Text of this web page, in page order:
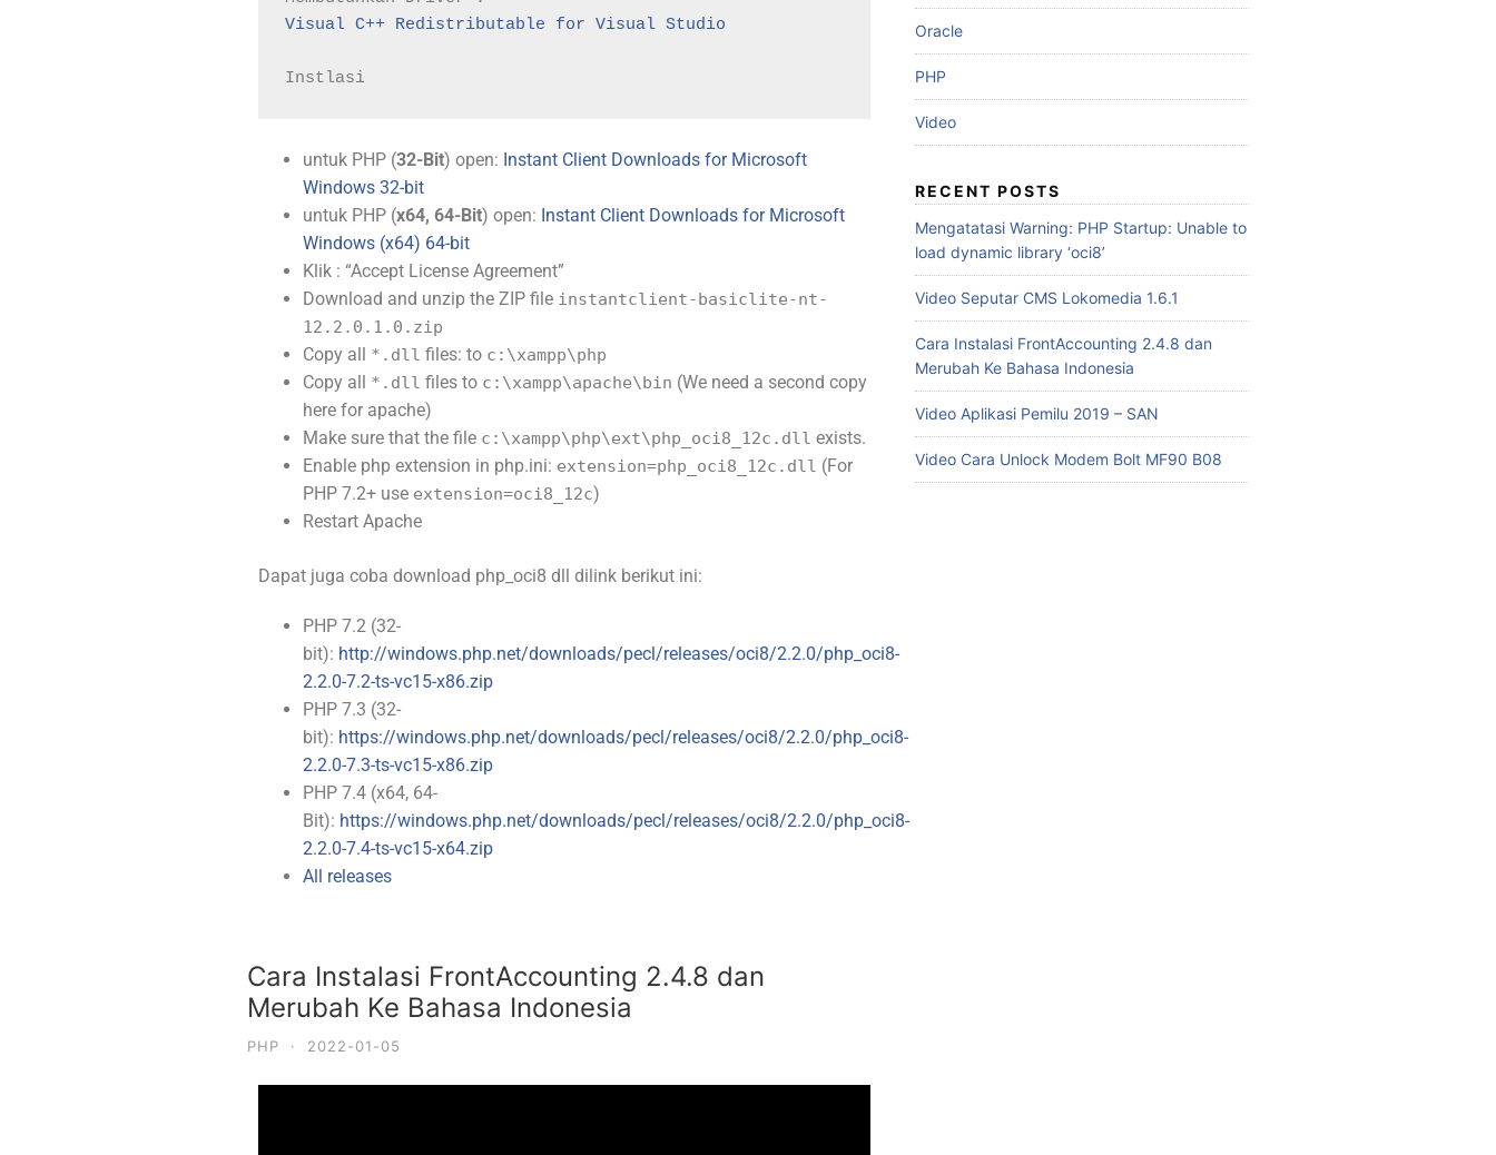
Visual C++ Redistributable for Visual Studio
Instlasi
untuk PHP (32-Bit) open: Instant Client Downloads for Microsoft
Windows 32-bit
untuk PHP (x64, 64-Bit) open: Instant Client Downloads for Microsoft
Windows (x64) 64-bit
Klik : “Accept License Agreement”
Download and unzip the ZIP file instantclient-basiclite-nt-
12.2.0.1.0.zip
Copy all *.dll files: to c:\xampp\php
Copy all *.dll files to c:\xampp\apache\bin (We need a second copy
here for apache)
Make sure that the file c:\xampp\php\ext\php_oci8_12c.dll exists.
Enable php extension in php.ini: extension=php_oci8_12c.dll (For
PHP 7.2+ use extension=oci8_12c)
Restart Apache
Dapat juga coba download php_oci8 dll dilink berikut ini:
PHP 7.2 (32-
bit): http://windows.php.net/downloads/pecl/releases/oci8/2.2.0/php_oci8-
2.2.0-7.2-ts-vc15-x86.zip
PHP 7.3 (32-
bit): https://windows.php.net/downloads/pecl/releases/oci8/2.2.0/php_oci8-
2.2.0-7.3-ts-vc15-x86.zip
PHP 7.4 (x64, 64-
Bit): https://windows.php.net/downloads/pecl/releases/oci8/2.2.0/php_oci8-
2.2.0-7.4-ts-vc15-x64.zip
All releases
Cara Instalasi FrontAccounting 2.4.8 dan
Merubah Ke Bahasa Indonesia
PHP · 2022-01-05
Oracle
PHP
Video
RECENT POSTS
Mengatatasi Warning: PHP Startup: Unable to
load dynamic library ‘oci8’
Video Seputar CMS Lokomedia 1.6.1
Cara Instalasi FrontAccounting 2.4.8 dan
Merubah Ke Bahasa Indonesia
Video Aplikasi Pemilu 2019 – SAN
Video Cara Unlock Modem Bolt MF90 B08